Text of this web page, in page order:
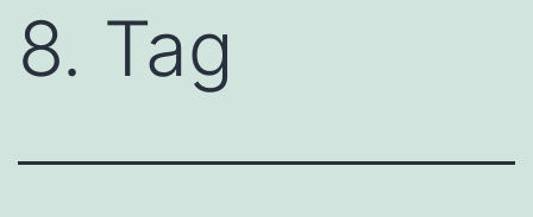
8. Tag